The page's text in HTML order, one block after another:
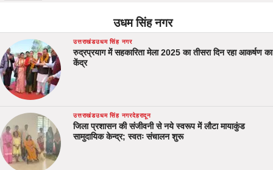
उधम सिंह नगर
उत्तराखंडउधम सिंह नगर
रुद्रप्रयाग में सहकारिता मेला 2025 का तीसरा दिन रहा आकर्षण का
केंद्र
उत्तराखंडउधम सिंह नगरदेहरादून
जिला प्रशासन की संजीवनी से नये स्वरूप में लौटा मायाकुंड
सामुदायिक केन्द्र; स्वतः संचालन शुरू